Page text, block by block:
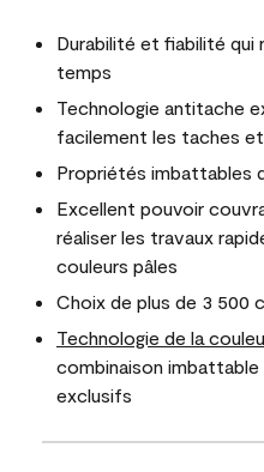
Durabilité et fiabilité qui
temps
Technologie antitache
facilement les taches
Propriétés imbattables
Excellent pouvoir
réaliser les travaux
couleurs pâles
Choix de plus de 3 500
Technologie de la
combinaison
exclusifs